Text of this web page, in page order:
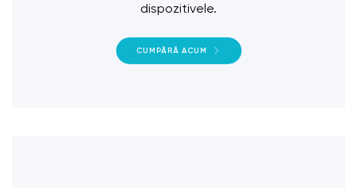
dispozitivele.
CUMPĂRĂ ACUM